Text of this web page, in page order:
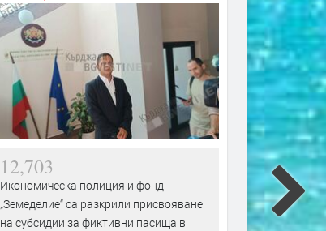
12,703
Икономическа полиция и фонд
„Земеделие“ са разкрили присвояване
на субсидии за фиктивни пасища в